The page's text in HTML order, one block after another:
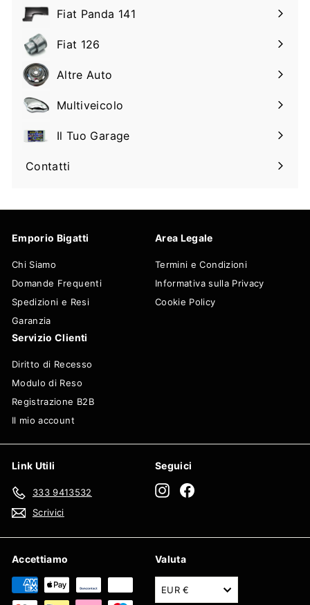
il
sottomenu
Fiat Panda 141
Espandi
il
sottomenu
Fiat 126
Espandi
il
sottomenu
Altre Auto
Espandi
il
sottomenu
Multiveicolo
Espandi
il
sottomenu
Il Tuo Garage
Espandi
il
Contatti
Emporio Bigatti
Chi Siamo
Domande Frequenti
Spedizioni e Resi
Garanzia
Area Legale
Termini e Condizioni
Informativa sulla Privacy
Cookie Policy
Servizio Clienti
Diritto di Recesso
Modulo di Reso
Registrazione B2B
Il mio account
Link Utili
333 9413532
Scrivici
Seguici
Instagram
Accettiamo Valuta
EUR €